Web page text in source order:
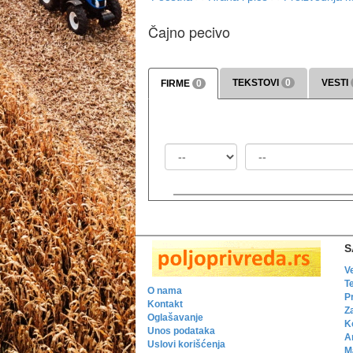
Čajno pecivo
FIRME 0 TEKSTOVI 0 VESTI
O nama
Kontakt
Oglašavanje
Unos podataka
Uslovi korišćenja